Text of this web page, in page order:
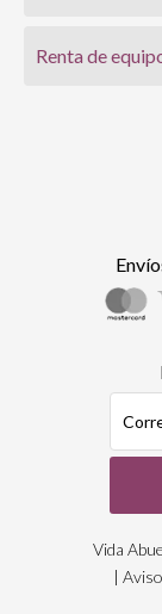
Renta de
Vida
|